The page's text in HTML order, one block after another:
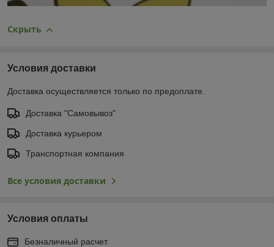
Скрыть
Условия доставки
Доставка осуществляется только по предоплате.
Доставка "Самовывоз"
Доставка курьером
Транспортная компания
Все условия доставки
Условия оплаты
Безналичный расчет